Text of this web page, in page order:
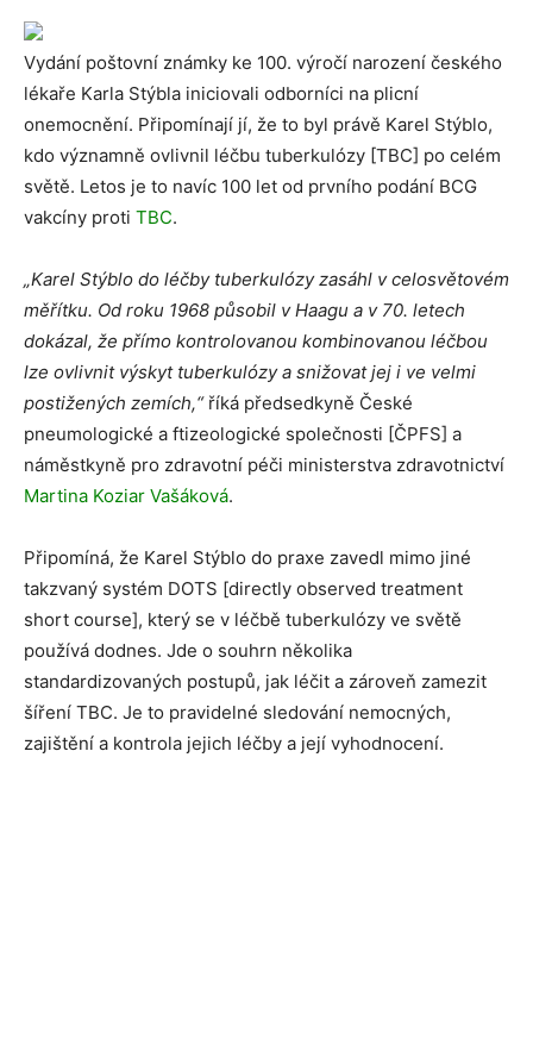
Vydání poštovní známky ke 100. výročí narození českého
lékaře Karla Stýbla iniciovali odborníci na plicní
onemocnění. Připomínají jí, že to byl právě Karel Stýblo,
kdo významně ovlivnil léčbu tuberkulózy [TBC] po celém
světě. Letos je to navíc 100 let od prvního podání BCG
vakcíny proti TBC.
„Karel Stýblo do léčby tuberkulózy zasáhl v celosvětovém
měřítku. Od roku 1968 působil v Haagu a v 70. letech
dokázal, že přímo kontrolovanou kombinovanou léčbou
lze ovlivnit výskyt tuberkulózy a snižovat jej i ve velmi
postižených zemích,“ říká předsedkyně České
pneumologické a ftizeologické společnosti [ČPFS] a
náměstkyně pro zdravotní péči ministerstva zdravotnictví
Martina Koziar Vašáková.
Připomíná, že Karel Stýblo do praxe zavedl mimo jiné
takzvaný systém DOTS [directly observed treatment
short course], který se v léčbě tuberkulózy ve světě
používá dodnes. Jde o souhrn několika
standardizovaných postupů, jak léčit a zároveň zamezit
šíření TBC. Je to pravidelné sledování nemocných,
zajištění a kontrola jejich léčby a její vyhodnocení.